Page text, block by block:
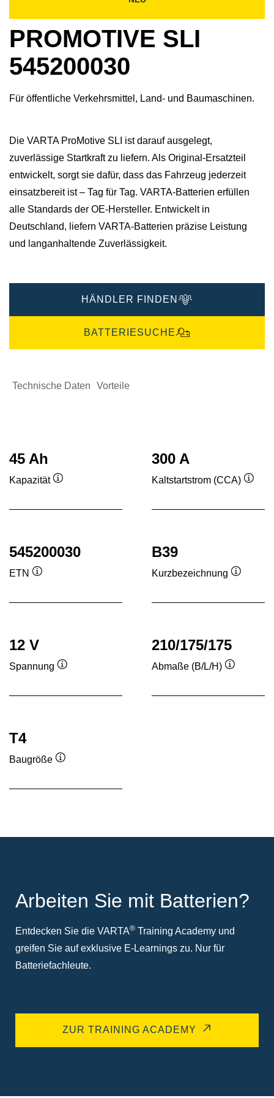
PROMOTIVE SLI
545200030
Für öffentliche Verkehrsmittel, Land- und Baumaschinen.
Die VARTA ProMotive SLI ist darauf ausgelegt,
zuverlässige Startkraft zu liefern. Als Original-Ersatzteil
entwickelt, sorgt sie dafür, dass das Fahrzeug jederzeit
einsatzbereit ist – Tag für Tag. VARTA-Batterien erfüllen
alle Standards der OE-Hersteller. Entwickelt in
Deutschland, liefern VARTA-Batterien präzise Leistung
und langanhaltende Zuverlässigkeit.
HÄNDLER FINDEN
BATTERIESUCHE
Technische Daten Vorteile
45 Ah
Kapazität
300 A
Kaltstartstrom (CCA)
545200030
ETN
B39
Kurzbezeichnung
12 V
Spannung
210/175/175
Abmaße (B/L/H)
T4
Baugröße
Arbeiten Sie mit Batterien?
Entdecken Sie die VARTA® Training Academy und
greifen Sie auf exklusive E-Learnings zu. Nur für
Batteriefachleute.
ZUR TRAINING ACADEMY